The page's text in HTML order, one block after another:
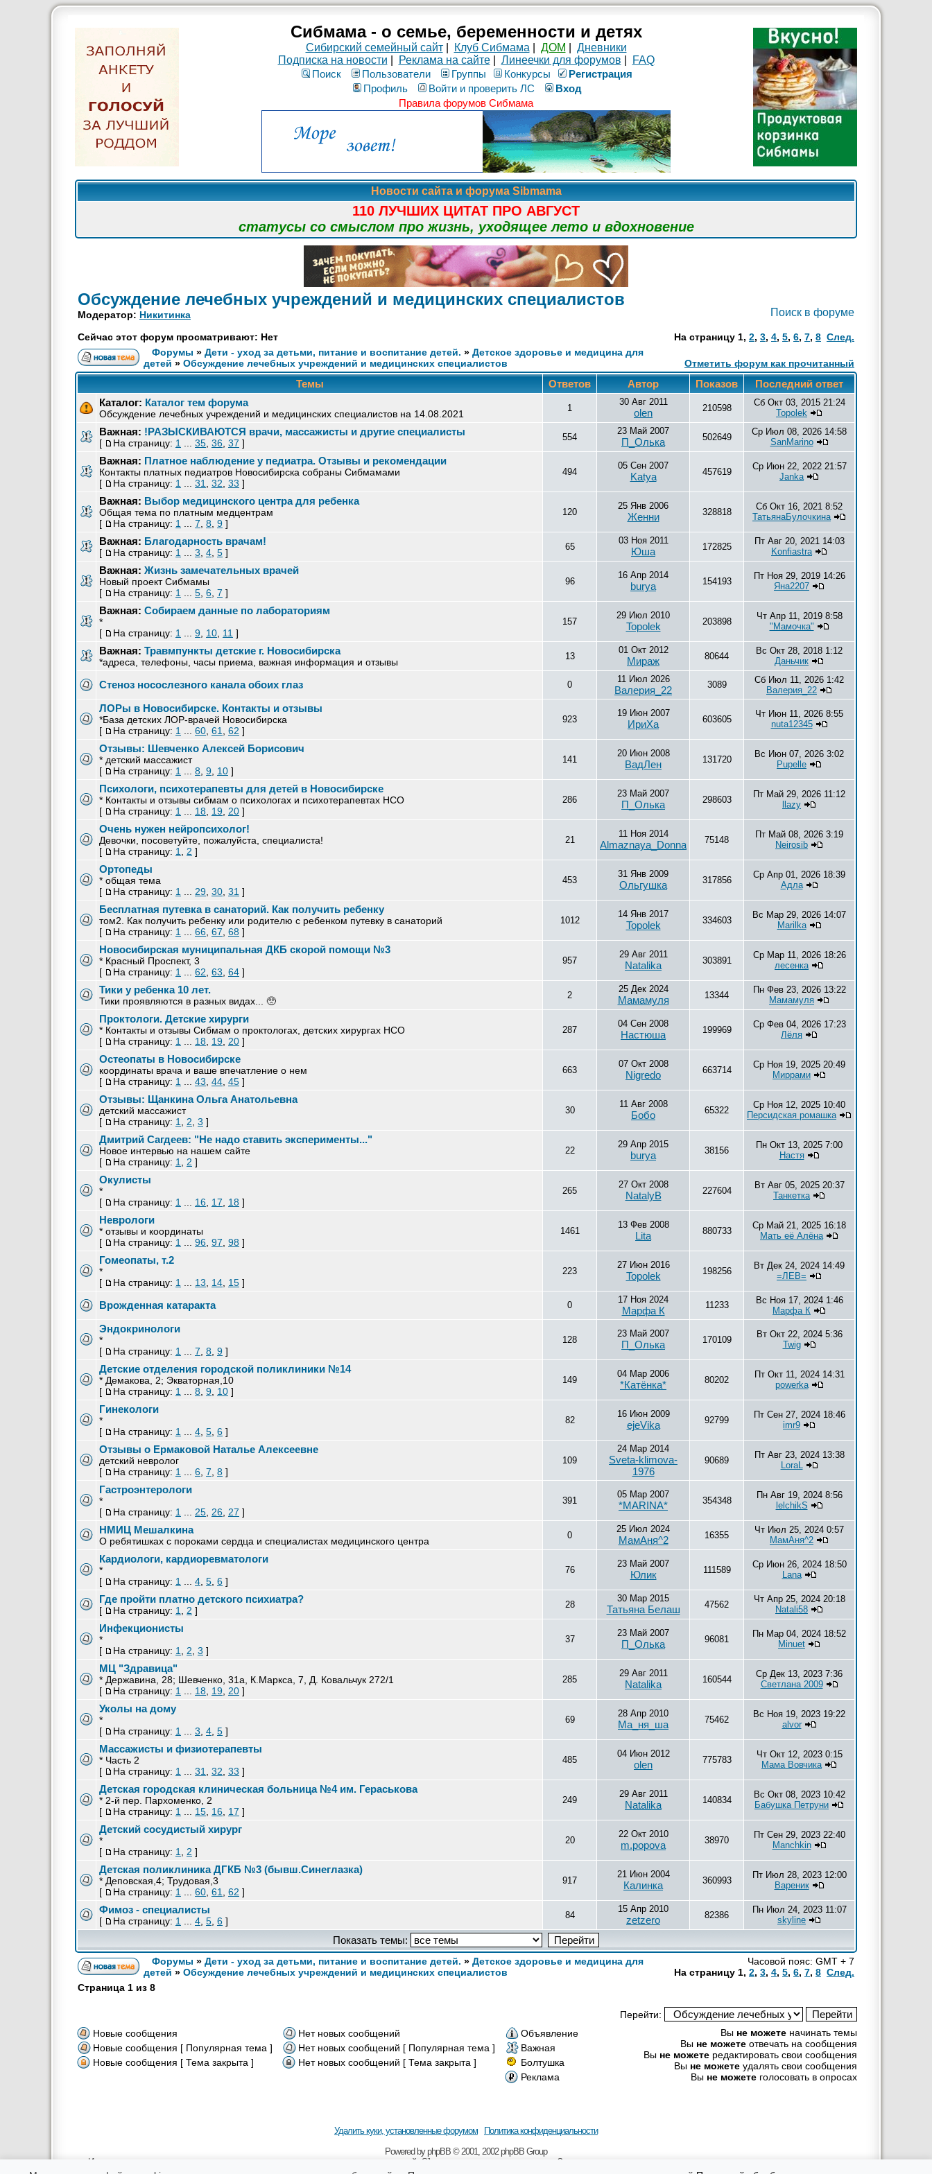
Сибмама - о семье, беременности и детях
Сибирский семейный сайт| Клуб Сибмама ДОМ
Дневники
Подписка на новости
Реклама на сайте| Линеечки для форумов
FAQ
Поиск
Пользователи Группы Конкурсы
Рeгиcтpaция
Профиль
Войти и проверить ЛС
Вход
Правила форумов Сибмама
Новости сайта и форума Sibmama
110 ЛУЧШИХ ЦИТАТ ПРО АВГУСТ
статусы со смыслом про жизнь, уходящее лето и вдохновение
Обсуждение лечебных учреждений и медицинских специалистов
Модератор: Никитинка
Сейчас этот форум просматривают: Нет
Поиск в форуме
На страницу 1, 2, 3, 4, 5, 6, 7, 8 След.
Форумы » Дети - уход за детьми, питание и воспитание детей. » Детское здоровье и медицина для
детей » Обсуждение лечебных учреждений и медицинских специалистов Отметить форум как прочитанный
Темы Ответов Автор Показов
Последний ответ
Каталог: Каталог тем форума
Обсуждение лечебных учреждений и медицинских специалистов на 14.08.2021
1
30 Авг 2011
olen 210598
Сб Окт 03, 2015 21:24
Topolek
Важная: !РАЗЫСКИВАЮТСЯ врачи, массажисты и другие специалисты
[ На страницу: 1 35 36 37 ]
554
23 Май 2007
П_Олька 502649
Ср Июл 08, 2026 14:58
SanMarino
Важная: Платное наблюдение у педиатра. Отзывы и рекомендации
Контакты платных педиатров Новосибирска собраны Сибмамами
[
На страницу: 1 31 32 33 ]
494
05 Сен 2007
Katya 457619
Ср Июн 22, 2022 21:57
Janka
Важная: Выбор медицинского центра для ребенка
Общая тема по платным медцентрам
[
На страницу: 1 7 8 9 ]
120
25 Янв 2006
Женни 328818
Сб Окт 16, 2021 8:52
ТатьянаБулочкина
Важная: Благодарность врачам!
[ На страницу: 1 3 4 5 ]
65
03 Ноя 2011
Юша 172825
Пт Авг 20, 2021 14:03
Konfiastra
Важная: Жизнь замечательных врачей
Новый проект Сибмамы
[
На страницу: 1 5 6 7 ]
96
16 Апр 2014
burya 154193
Пт Ноя 29, 2019 14:26
Яна2207
Важная: Собираем данные по лабораториям
*
[
На страницу: 1 9 10 11 ]
157
29 Июл 2010
Topolek 203898
Чт Апр 11, 2019 8:58
"Мамочка"
Важная: Травмпункты детские г. Новосибирска
*адреса, телефоны, часы приема, важная информация и отзывы
13
01 Окт 2012
Мираж 80644
Вс Окт 28, 2018 1:12
Даньчик
Стеноз носослезного канала обоих глаз 0
11 Июл 2026
Валерия_22 3089
Сб Июл 11, 2026 1:42
Валерия_22
ЛОРы в Новосибирске. Контакты и отзывы
*База детских ЛОР-врачей Новосибирска
[
На страницу: 1 60 61 62 ]
923
19 Июн 2007
ИриХа 603605
Чт Июн 11, 2026 8:55
nuta12345
Отзывы: Шевченко Алексей Борисович
* детский массажист
[
На страницу: 1 8 9 10 ]
141
20 Июн 2008
ВадЛен 131720
Вс Июн 07, 2026 3:02
Pupelle
Психологи, психотерапевты для детей в Новосибирске
* Контакты и отзывы сибмам о психологах и психотерапевтах НСО
[
На страницу: 1 18 19 20 ]
286
23 Май 2007
П_Олька 298603
Пт Май 29, 2026 11:12
llazy
Очень нужен нейропсихолог!
Девочки, посоветуйте, пожалуйста, специалиста!
[
На страницу: 1 2 ]
21
11 Ноя 2014
Almaznaya_Donna 75148
Пт Май 08, 2026 3:19
Neirosib
Ортопеды
* общая тема
[
На страницу: 1 29 30 31 ]
453
31 Янв 2009
Ольгушка 317856
Ср Апр 01, 2026 18:39
Адла
Бесплатная путевка в санаторий. Как получить ребенку
том2. Как получить ребенку или родителю с ребенком путевку в санаторий
[
На страницу: 1 66 67 68 ]
1012
14 Янв 2017
Topolek 334603
Вс Мар 29, 2026 14:07
Marilka
Новосибирская муниципальная ДКБ скорой помощи №3
* Красный Проспект, 3
[
На страницу: 1 62 63 64 ]
957
29 Авг 2011
Natalika 303891
Ср Мар 11, 2026 18:26
лесенка
Тики у ребенка 10 лет.
Тики проявляются в разных видах... 🥺
2
25 Дек 2024
Мамамуля 13344
Пн Фев 23, 2026 13:22
Мамамуля
Проктологи. Детские хирурги
* Контакты и отзывы Сибмам о проктологах, детских хирургах НСО
[
На страницу: 1 18 19 20 ]
287
04 Сен 2008
Настюша 199969
Ср Фев 04, 2026 17:23
Лёля
Остеопаты в Новосибирске
координаты врача и ваше впечатление о нем
[
На страницу: 1 43 44 45 ]
663
07 Окт 2008
Nigredo 663714
Ср Ноя 19, 2025 20:49
Миррами
Отзывы: Щанкина Ольга Анатольевна
детский массажист
[
На страницу: 1 2 3 ]
30
11 Авг 2008
Бобо 65322
Ср Ноя 12, 2025 10:40
Персидская ромашка
Дмитрий Сагдеев: "Не надо ставить эксперименты..."
Новое интервью на нашем сайте
[
На страницу: 1 2 ]
22
29 Апр 2015
burya 38156
Пн Окт 13, 2025 7:00
Настя
Окулисты
*
[
На страницу: 1 16 17 18 ]
265
27 Окт 2008
NatalyB 227604
Вт Авг 05, 2025 20:37
Танкетка
Неврологи
* отзывы и координаты
[
На страницу: 1 96 97 98 ]
1461
13 Фев 2008
Lita 880733
Ср Май 21, 2025 16:18
Мать её Алёна
Гомеопаты, т.2
*
[
На страницу: 1 13 14 15 ]
223
27 Июн 2016
Topolek 198256
Вт Дек 24, 2024 14:49
=ЛЕВ=
Врожденная катаракта 0
17 Ноя 2024
Марфа К 11233
Вс Ноя 17, 2024 1:46
Марфа К
Эндокринологи
*
[
На страницу: 1 7 8 9 ]
128
23 Май 2007
П_Олька 170109
Вт Окт 22, 2024 5:36
Twig
Детские отделения городской поликлиники №14
* Демакова, 2; Экваторная,10
[
На страницу: 1 8 9 10 ]
149
04 Мар 2006
*Катёнка* 80202
Пт Окт 11, 2024 14:31
powerka
Гинекологи
*
[
На страницу: 1 4 5 6 ]
82
16 Июн 2009
ejeVika 92799
Пт Сен 27, 2024 18:46
imr9
Отзывы о Ермаковой Наталье Алексеевне
детский невролог
[
На страницу: 1 6 7 8 ]
109
24 Мар 2014
Sveta-klimova-
1976
90689
Пт Авг 23, 2024 13:38
LoraL
Гастроэнтерологи
*
[
На страницу: 1 25 26 27 ]
391
05 Мар 2007
*MARINA* 354348
Пн Авг 19, 2024 8:56
lelchikS
НМИЦ Мешалкина
О ребятишках с пороками сердца и специалистах медицинского центра
0
25 Июл 2024
МамАня^2 16355
Чт Июл 25, 2024 0:57
МамАня^2
Кардиологи, кардиоревматологи
*
[
На страницу: 1 4 5 6 ]
76
23 Май 2007
Юлик 111589
Ср Июн 26, 2024 18:50
Lana
Где пройти платно детского психиатра?
[ На страницу: 1 2 ]
28
30 Мар 2015
Татьяна Белаш 47562
Чт Апр 25, 2024 20:18
Natali58
Инфекционисты
*
[
На страницу: 1 2 3 ]
37
23 Май 2007
П_Олька 96081
Пн Мар 04, 2024 18:52
Minuet
МЦ "Здравица"
* Державина, 28; Шевченко, 31а, К.Маркса, 7, Д. Ковальчук 272/1
[
На страницу: 1 18 19 20 ]
285
29 Авг 2011
Natalika 160544
Ср Дек 13, 2023 7:36
Светлана 2009
Уколы на дому
*
[
На страницу: 1 3 4 5 ]
69
28 Апр 2010
Ма_ня_ша 75462
Вс Ноя 19, 2023 19:22
alvor
Массажисты и физиотерапевты
* Часть 2
[
На страницу: 1 31 32 33 ]
485
04 Июн 2012
olen 775783
Чт Окт 12, 2023 0:15
Мама Вовчика
Детская городская клиническая больница №4 им. Гераськова
* 2-й пер. Пархоменко, 2
[
На страницу: 1 15 16 17 ]
249
29 Авг 2011
Natalika 140834
Вс Окт 08, 2023 10:42
Бабушка Петруни
Детский сосудистый хирург
*
[
На страницу: 1 2 ]
20
22 Окт 2010
m.popova 38970
Пт Сен 29, 2023 22:40
Manchkin
Детская поликлиника ДГКБ №3 (бывш.Синеглазка)
* Деповская,4; Трудовая,3
[
На страницу: 1 60 61 62 ]
917
21 Июн 2004
Калинка 360993
Пт Июл 28, 2023 12:00
Вареник
Фимоз - специалисты
[ На страницу: 1 4 5 6 ]
84
15 Апр 2010
zetzero 82386
Пн Июл 24, 2023 11:07
skyline
Показать темы:
Форумы » Дети - уход за детьми, питание и воспитание детей. » Детское здоровье и медицина для
детей » Обсуждение лечебных учреждений и медицинских специалистов
Часовой пояс: GMT + 7
На страницу 1, 2, 3, 4, 5, 6, 7, 8 След.
Страница 1 из 8
Перейти:
Новые сообщения
Нет новых сообщений
Объявление
Новые сообщения [ Популярная тема ]
Нет новых сообщений [ Популярная тема ]
Важная
Новые сообщения [ Тема закрыта ]
Нет новых сообщений [ Тема закрыта ]
Болтушка
Реклама
Вы не можете начинать темы
Вы не можете отвечать на сообщения
Вы не можете редактировать свои сообщения
Вы не можете удалять свои сообщения
Вы не можете голосовать в опросах
Удалить куки, установленные форумом
Политика конфиденциальности
Powered byрhрВВ © 2001, 2002 рhрВВ Grоuр
Использование материалов возможно только в интернете при наличии гиперссылки на сайт Sibmama.ru и с указанием авторства. За содержание рекламных материалов ответственность несут рекламодатели.